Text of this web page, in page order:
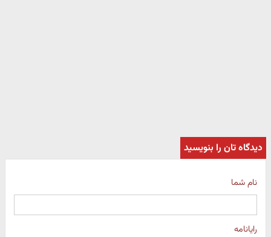
دیدگاه تان را بنویسید
نام شما
رایانامه